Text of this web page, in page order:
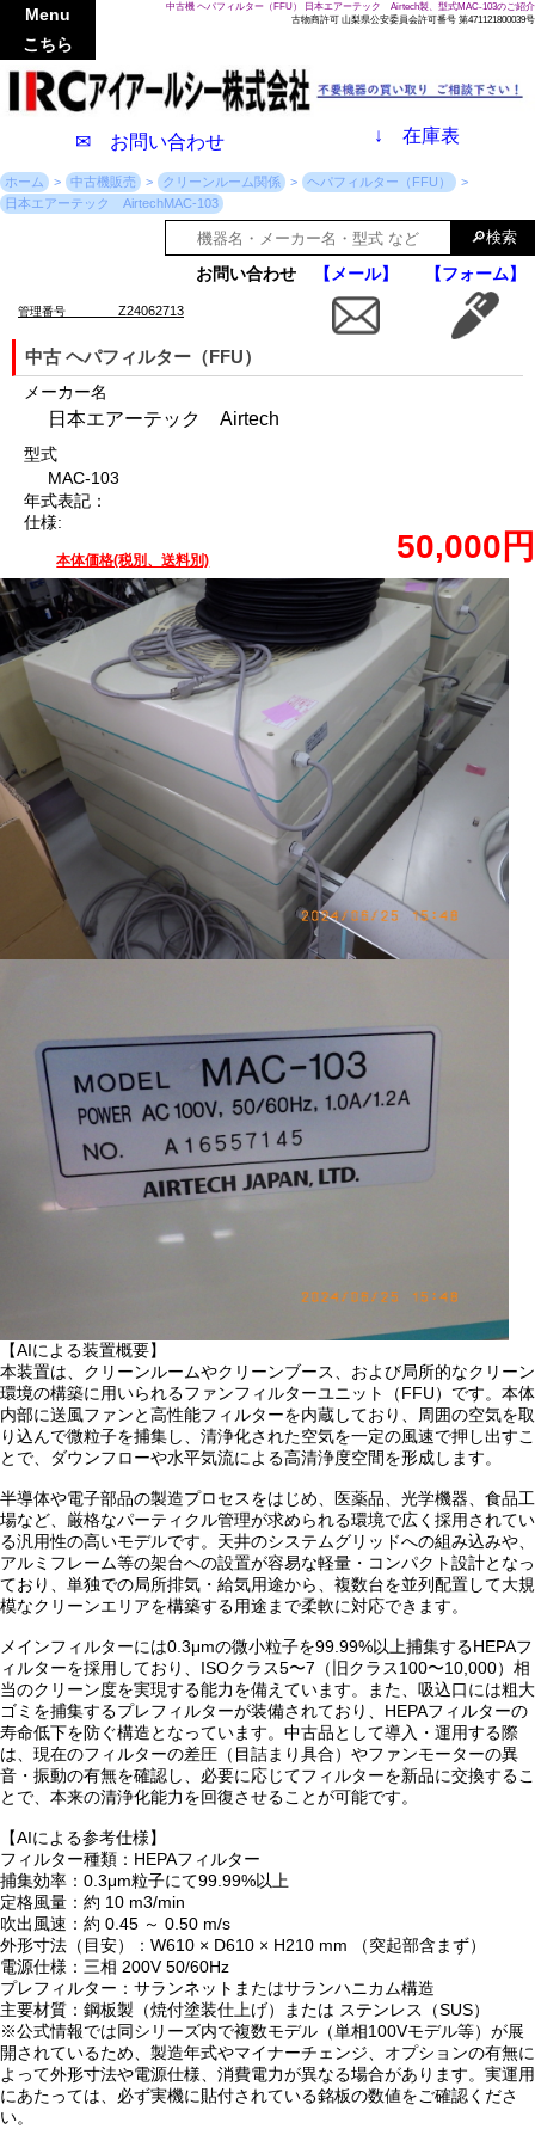
中古機 ヘパフィルター（FFU） 日本エアーテック Airtech製、型式MAC-103のご紹介
古物商許可 山梨県公安委員会許可番号 第471121800039号
✉ お問い合わせ ↓ 在庫表
Menu
こちら
ホーム 中古機販売 クリーンルーム関係
ヘパフィルター（FFU）
日本エアーテック AirtechMAC-103
お問い合わせ 【メール】 【フォーム】
管理番号 Z24062713
中古 ヘパフィルター（FFU）
メーカー名
日本エアーテック Airtech
型式
MAC-103
年式表記：
仕様:
本体価格(税別、送料別) 50,000円
【AIによる装置概要】
本装置は、クリーンルームやクリーンブース、および局所的なクリーン
環境の構築に用いられるファンフィルターユニット（FFU）です。本体
内部に送風ファンと高性能フィルターを内蔵しており、周囲の空気を取
り込んで微粒子を捕集し、清浄化された空気を一定の風速で押し出すこ
とで、ダウンフローや水平気流による高清浄度空間を形成します。
半導体や電子部品の製造プロセスをはじめ、医薬品、光学機器、食品工
場など、厳格なパーティクル管理が求められる環境で広く採用されてい
る汎用性の高いモデルです。天井のシステムグリッドへの組み込みや、
アルミフレーム等の架台への設置が容易な軽量・コンパクト設計となっ
ており、単独での局所排気・給気用途から、複数台を並列配置して大規
模なクリーンエリアを構築する用途まで柔軟に対応できます。
メインフィルターには0.3μmの微小粒子を99.99%以上捕集するHEPAフ
ィルターを採用しており、ISOクラス5〜7（旧クラス100〜10,000）相
当のクリーン度を実現する能力を備えています。また、吸込口には粗大
ゴミを捕集するプレフィルターが装備されており、HEPAフィルターの
寿命低下を防ぐ構造となっています。中古品として導入・運用する際
は、現在のフィルターの差圧（目詰まり具合）やファンモーターの異
音・振動の有無を確認し、必要に応じてフィルターを新品に交換するこ
とで、本来の清浄化能力を回復させることが可能です。
【AIによる参考仕様】
フィルター種類：HEPAフィルター
捕集効率：0.3μm粒子にて99.99%以上
定格風量：約 10 m3/min
吹出風速：約 0.45 ～ 0.50 m/s
外形寸法（目安）：W610 × D610 × H210 mm （突起部含まず）
電源仕様：三相 200V 50/60Hz
プレフィルター：サランネットまたはサランハニカム構造
主要材質：鋼板製（焼付塗装仕上げ）または ステンレス（SUS）
※公式情報では同シリーズ内で複数モデル（単相100Vモデル等）が展
開されているため、製造年式やマイナーチェンジ、オプションの有無に
よって外形寸法や電源仕様、消費電力が異なる場合があります。実運用
にあたっては、必ず実機に貼付されている銘板の数値をご確認くださ
い。